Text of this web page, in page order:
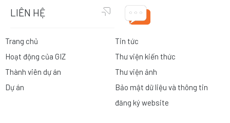
LIÊN HỆ
Trang chủ
Hoạt động của GIZ
Thành viên dự án
Dự án
Tin tức
Thư viện kiến thức
Thư viện ảnh
Bảo mật dữ liệu và thông tin
đăng ký website